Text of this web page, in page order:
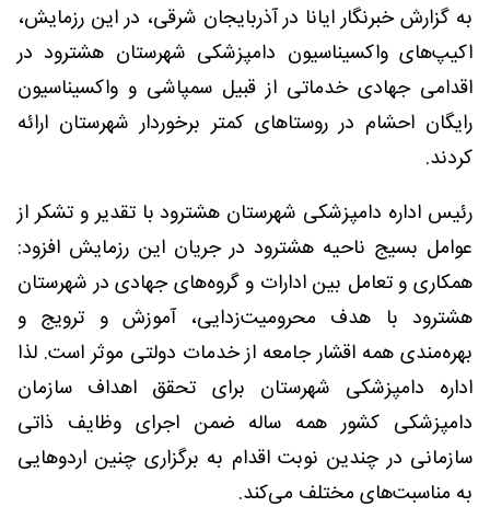
به گزارش خبرنگار ایانا در آذربایجان شرقی، در این رزمایش،
اکیپ‌های واکسیناسیون دامپزشکی شهرستان هشترود در
اقدامی جهادی خدماتی از قبیل سمپاشی و واکسیناسیون
رایگان احشام در روستاهای کمتر برخوردار شهرستان ارائه
کردند.
رئیس اداره دامپزشکی شهرستان هشترود با تقدیر و تشکر از
عوامل بسیج ناحیه هشترود در جریان این رزمایش افزود:
همکاری و تعامل بین ادارات و گروه‌های جهادی در شهرستان
هشترود با هدف محرومیت‌زدایی، آموزش و ترویج و
بهره‌مندی همه اقشار جامعه از خدمات دولتی موثر است. لذا
اداره دامپزشکی شهرستان برای تحقق اهداف سازمان
دامپزشکی کشور همه ساله ضمن اجرای وظایف ذاتی
سازمانی در چندین نوبت اقدام به برگزاری چنین اردوهایی
به مناسبت‌های مختلف می‌کند.